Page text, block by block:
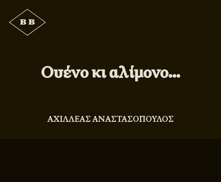
Ουένο κι αλίμονο…
ΑΧΙΛΛΕΑΣ ΑΝΑΣΤΑΣΟΠΟΥΛΟΣ